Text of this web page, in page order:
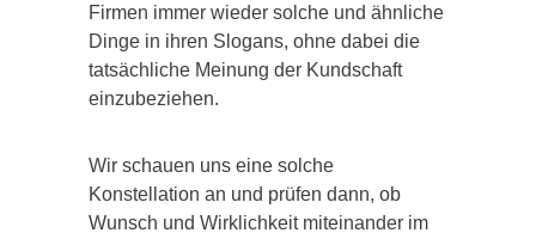
Firmen immer wieder solche und ähnliche
Dinge in ihren Slogans, ohne dabei die
tatsächliche Meinung der Kundschaft
einzubeziehen.
Wir schauen uns eine solche
Konstellation an und prüfen dann, ob
Wunsch und Wirklichkeit miteinander im